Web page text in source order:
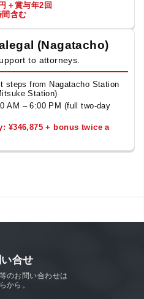
＋賞与年2回
含む
(Nagatacho)
to attorneys.
steps from Nagatacho Station
Station)
AM – 6:00 PM (full two-day
¥346,875 + bonus twice a
合せ
のお問い合わせは
から。